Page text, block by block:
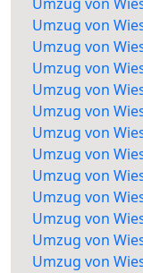
Umzug von
Umzug von
Umzug von
Umzug von
Umzug von
Umzug von
Umzug von
Umzug von
Umzug von
Umzug von
Umzug von
Umzug von